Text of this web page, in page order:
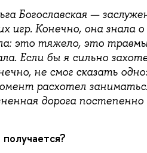
Богославская —
игр. Конечно, она знала
это тяжело, это
Если бы я сильно
не смог сказать
расхотел
дорога